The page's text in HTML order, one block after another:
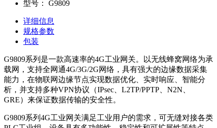
型号： G9809
详细信息
规格参数
包装
G9809系列是一款高速率的4G工业网关。以无线蜂窝网络为承
载网，支持全网通4G/3G/2G网络，具有强大的边缘数据采集
能力，在物联网边缘节点实现数据优化、实时响应、智能分
析，并支持多种VPN协议（IPsec、L2TP/PPTP、N2N、
GRE）来保证数据传输的安全性。
G9809系列4G工业网关满足工业用户的需求，可无缝对接各类